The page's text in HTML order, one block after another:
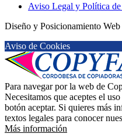
Aviso Legal y Política
Diseño y Posicionamiento Web
Aviso de Cookies
Para navegar por la web de
Necesitamos que aceptes el
botón aceptar. Si quieres más
textos legales para conocer
Más información